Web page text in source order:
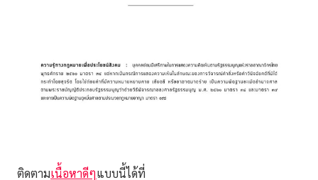
ติดตามเนื้อหาดีๆแบบนี้ได้ที่